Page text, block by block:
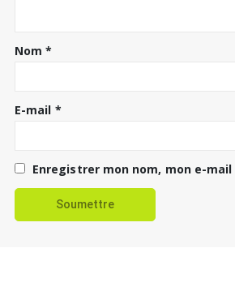
Nom*
E-mail *
Enregistrer mon nom, mon e-